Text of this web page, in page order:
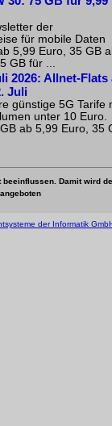
der
für mobile Daten
5,99 Euro, 35 GB
GB für ...
2026: Allnet-Flats
Juli
günstige 5G Tarife
unter 10 Euro.
ab 5,99 Euro, 35
Damit wird
der Informatik